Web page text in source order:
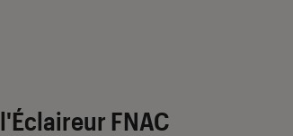
l'Éclaireur FNAC